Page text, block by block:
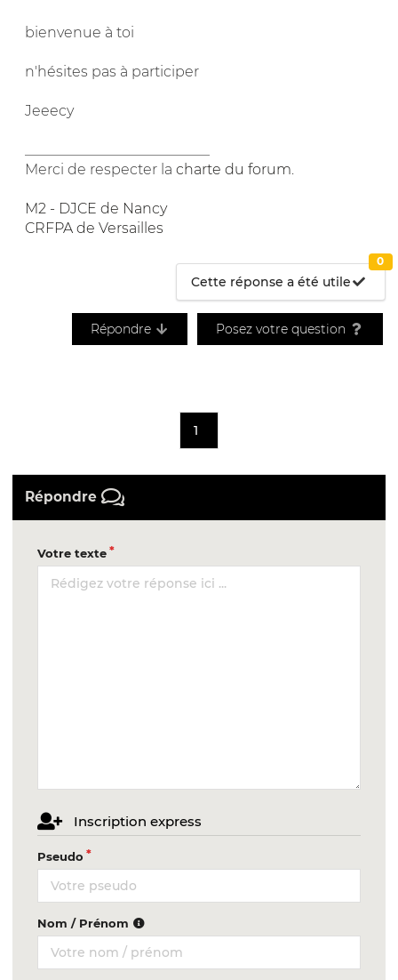
bienvenue à toi
n'hésites pas à participer
Jeeecy
Merci de respecter la charte du forum
M2 - DJCE de Nancy
CRFPA de Versailles
Cette réponse a été utile
0
Répondre Posez votre question
1
Répondre
Votre texte
Inscription express
Pseudo
Nom / Prénom